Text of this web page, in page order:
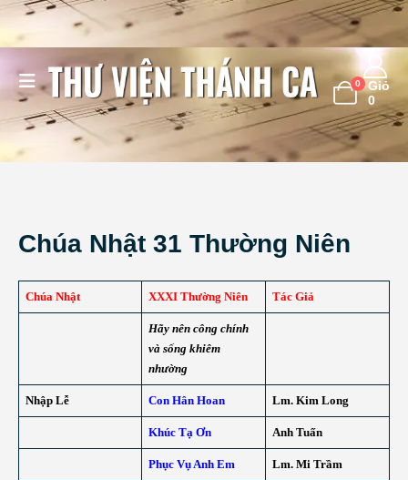
0
Giỏ
0
Chúa Nhật 31 Thường Niên
Chúa Nhật XXXI Thường Niên Tác Giả
Hãy nên công chính
và sống khiêm
nhường
Nhập Lễ Con Hân Hoan Lm. Kim Long
Khúc Tạ Ơn Anh Tuấn
Phục Vụ Anh Em Lm. Mi Trầm